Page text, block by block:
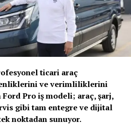
ticari araç
ve verimliliklerini
Ford Pro iş modeli; araç, şarj,
gibi tam entegre ve dijital
noktadan sunuyor.